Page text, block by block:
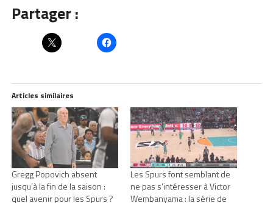
Partager :
Articles similaires
Gregg Popovich absent
jusqu’à la fin de la saison :
quel avenir pour les Spurs ?
Les Spurs font semblant de
ne pas s’intéresser à Victor
Wembanyama : la série de